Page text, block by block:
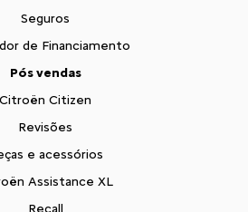
Seguros
de Financiamento
Pós vendas
Citroën Citizen
Revisões
e acessórios
Assistance XL
Recall